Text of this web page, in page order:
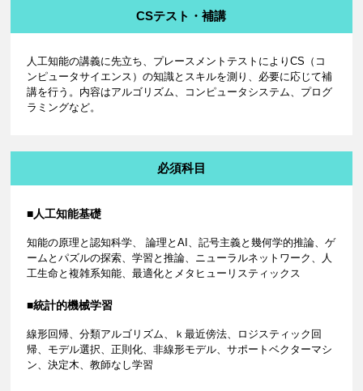
CSテスト・補講
人工知能の講義に先立ち、プレースメントテストによりCS（コ
ンピュータサイエンス）の知識とスキルを測り、必要に応じて補
講を行う。内容はアルゴリズム、コンピュータシステム、プログ
ラミングなど。
必須科目
■人工知能基礎
知能の原理と認知科学、 論理とAI、記号主義と幾何学的推論、ゲ
ームとパズルの探索、学習と推論、ニューラルネットワーク、人
工生命と複雑系知能、最適化とメタヒューリスティックス
■統計的機械学習
線形回帰、分類アルゴリズム、ｋ最近傍法、ロジスティック回
帰、モデル選択、正則化、非線形モデル、サポートベクターマシ
ン、決定木、教師なし学習